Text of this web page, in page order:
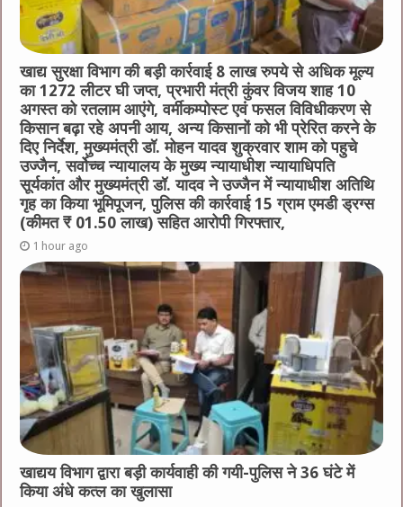
खाद्य सुरक्षा विभाग की बड़ी कार्रवाई 8 लाख रुपये से अधिक मूल्य
का 1272 लीटर घी जप्त, प्रभारी मंत्री कुंवर विजय शाह 10
अगस्त को रतलाम आएंगे, वर्मीकम्पोस्ट एवं फसल विविधीकरण से
किसान बढ़ा रहे अपनी आय, अन्य किसानों को भी प्रेरित करने के
दिए निर्देश, मुख्यमंत्री डॉ. मोहन यादव शुक्रवार शाम को पहुचे
उज्जैन, सर्वोच्च न्यायालय के मुख्‍य न्‍यायाधीश न्यायाधिपति
सूर्यकांत और मुख्यमंत्री डॉ. यादव ने उज्जैन में न्यायाधीश अतिथि
गृह का किया भूमिपूजन, पुलिस की कार्रवाई 15 ग्राम एमडी ड्रग्स
(कीमत ₹ 01.50 लाख) सहित आरोपी गिरफ्तार,
1 hour ago
खाद्यय विभाग द्वारा बड़ी कार्यवाही की गयी-पुलिस ने 36 घंटे में
किया अंधे कत्ल का खुलासा